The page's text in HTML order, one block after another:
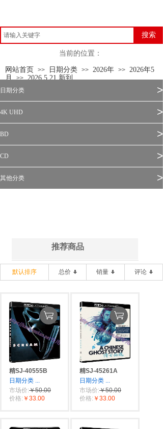
搜索
当前的位置：
网站首页 >> 日期分类 >> 2026年 >> 2026年5
月 >> 2026.5.21 新到
日期分类 >
4K UHD >
BD >
CD >
其他分类 >
推荐商品
默认排序 总价 销量 评论
精SJ-40555B
日期分类 ...
市场价:￥50.00
价格: ￥33.00
精SJ-45261A
日期分类 ...
市场价:￥50.00
价格: ￥33.00